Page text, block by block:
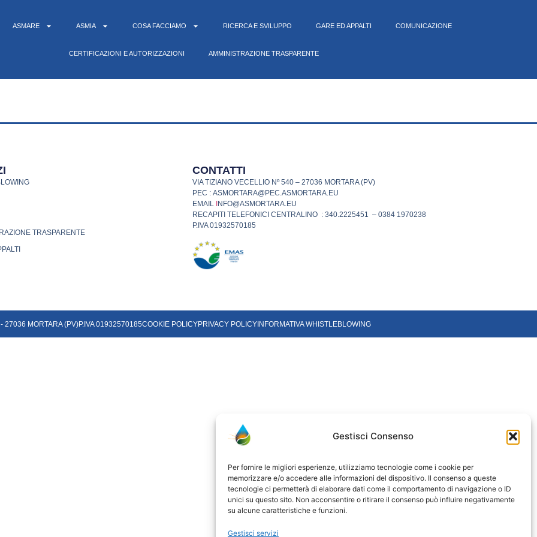
Gestisci Consenso
Per fornire le migliori esperienze, utilizziamo tecnologie come i cookie per
memorizzare e/o accedere alle informazioni del dispositivo. Il consenso a queste
tecnologie ci permetterà di elaborare dati come il comportamento di navigazione o ID
unici su questo sito. Non acconsentire o ritirare il consenso può influire negativamente
su alcune caratteristiche e funzioni.
Gestisci servizi
ASMARE ASMIA COSA FACCIAMO RICERCA E SVILUPPO GARE ED APPALTI COMUNICAZIONE
CERTIFICAZIONI E AUTORIZZAZIONI AMMINISTRAZIONE TRASPARENTE
TRASPARENTE
CONTATTI
VIA TIZIANO VECELLIO Nº 540 – 27036 MORTARA (PV)
PEC : ASMORTARA@PEC.ASMORTARA.EU
EMAIL NFO@ASMORTARA.EU
RECAPITI TELEFONICI CENTRALINO : 340.2225451 – 0384 1970238
P.IVA 01932570185
27036 MORTARA (PV)P.IVA 01932570185COOKIE POLICYPRIVACY POLICYINFORMATIVA WHISTLEBLOWING